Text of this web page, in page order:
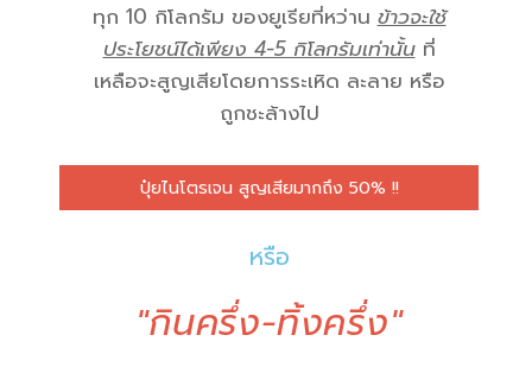
ทุก 10 กิโลกรัม ของยูเรียที่หว่านข้าวจะใช้
ประโยชน์ได้เพียง 4-5 กิโลกรัมเท่านั้นที่
เหลือจะสูญเสียโดยการระเหิด ละลาย หรือ
ถูกชะล้างไป
ปุ๋ยไนโตรเจน สูญเสียมากถึง 50% !!
หรือ
"กินครึ่ง-ทิ้งครึ่ง"